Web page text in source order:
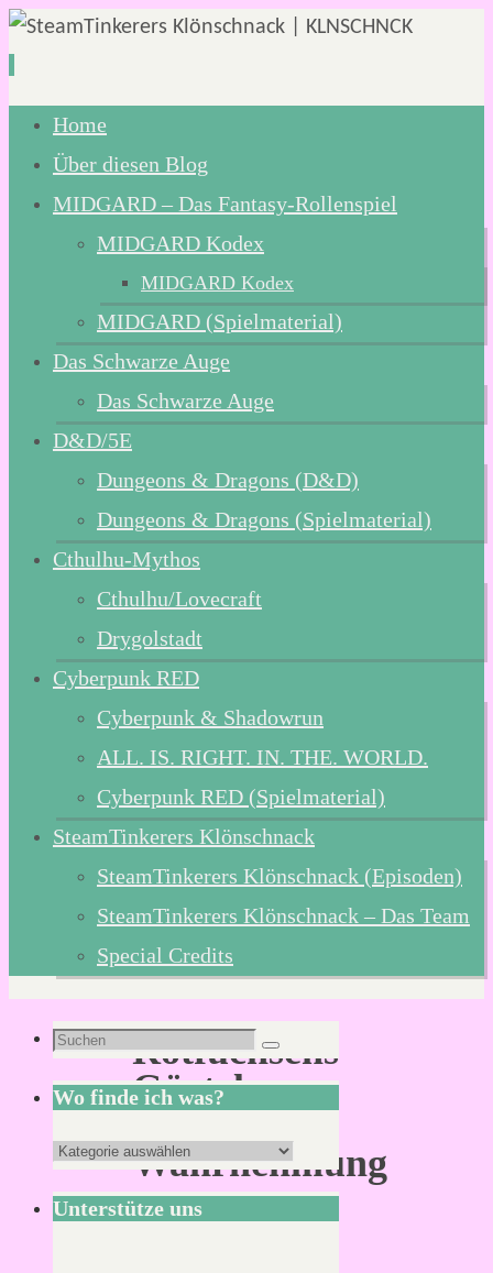
Zum
Inhalt
springen
Home
Über diesen Blog
MIDGARD – Das Fantasy-Rollenspiel
MIDGARD Kodex
MIDGARD Kodex
MIDGARD (Spielmaterial)
Das Schwarze Auge
Das Schwarze Auge
D&D/5E
Dungeons & Dragons (D&D)
Dungeons & Dragons (Spielmaterial)
Cthulhu-Mythos
Cthulhu/Lovecraft
Drygolstadt
Cyberpunk RED
Cyberpunk & Shadowrun
ALL. IS. RIGHT. IN. THE. WORLD.
Cyberpunk RED (Spielmaterial)
SteamTinkerers Klönschnack
SteamTinkerers Klönschnack (Episoden)
SteamTinkerers Klönschnack – Das Team
Special Credits
Rotfuchsens
Gürtel
der
Wahrnehmung
Suchen
nach:
Suchen
Wo finde ich was?
Wo
finde
ich
Unterstütze uns